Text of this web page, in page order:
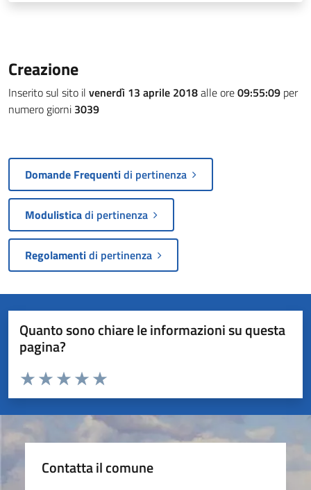
Creazione
Inserito sul sito il venerdì 13 aprile 2018alle ore09:55:09 per
numero giorni 3039
Domande Frequentidi pertinenza
Modulisticadi pertinenza
Regolamentidi pertinenza
Quanto sono chiare le informazioni su questa
pagina?
Valuta da 1 a 5 stelle la pagina
Valuta 5 stelle su 5
Valuta 4 stelle su 5
Valuta 3 stelle su 5
Valuta 2 stelle su 5
Valuta 1 stelle su 5
Contatta il comune